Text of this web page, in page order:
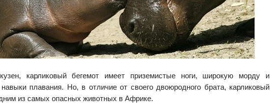
карликовый бегемот имеет приземистые ноги, широкую морду и
плавания. Но, в отличие от своего двоюродного брата, карликовый
из самых опасных животных в Африке.